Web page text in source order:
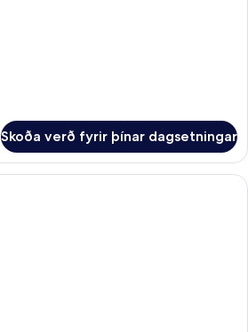
Skoða verð fyrir þínar dagsetningar
Aries Suite | Rúmföt úr egypskri